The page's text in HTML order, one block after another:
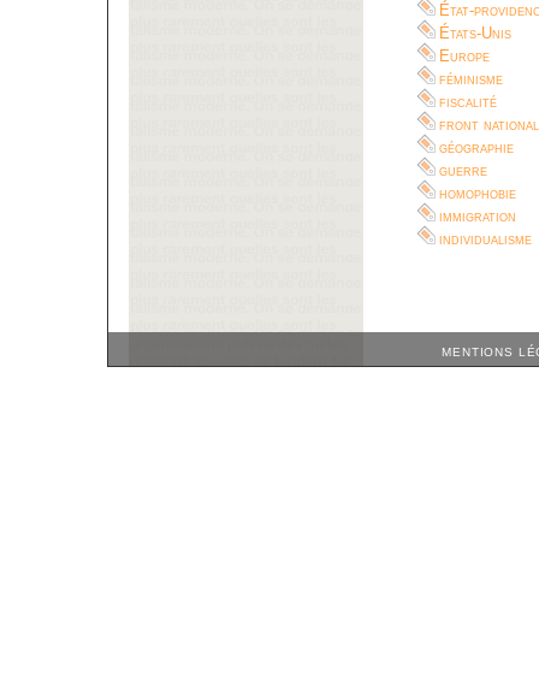
État-
États-Unis
Europe
féminisme
fiscalité
front national
géographie
guerre
homophobie
immigration
individualisme
MENTIONS